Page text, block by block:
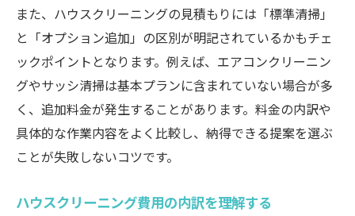
また、ハウスクリーニングの見積もりには「標準清掃」
と「オプション追加」の区別が明記されているかもチェ
ックポイントとなります。例えば、エアコンクリーニン
グやサッシ清掃は基本プランに含まれていない場合が多
く、追加料金が発生することがあります。料金の内訳や
具体的な作業内容をよく比較し、納得できる提案を選ぶ
ことが失敗しないコツです。
ハウスクリーニング費用の内訳を理解する